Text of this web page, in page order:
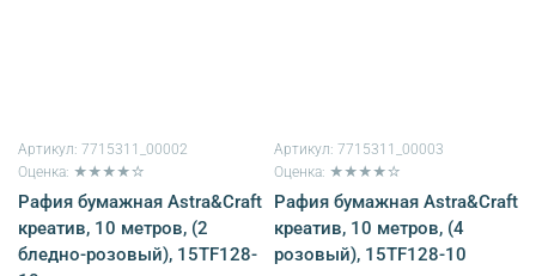
Артикул: 7715311_00002
Оценка: ★★★★☆
Рафия бумажная Astra&Craft
креатив, 10 метров, (2
бледно-розовый), 15TF128-
Артикул: 7715311_00003
Оценка: ★★★★☆
Рафия бумажная Astra&Craft
креатив, 10 метров, (4
розовый), 15TF128-10